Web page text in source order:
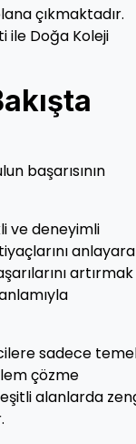
çıkmaktadır.
ile Doğa Koleji
başarısının
ve deneyimli
artırmak
sadece
çözme
alanlarda